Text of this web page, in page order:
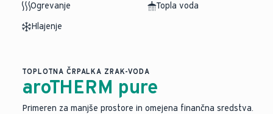
Ogrevanje
Topla voda
Hlajenje
TOPLOTNA ČRPALKA ZRAK-VODA
aroTHERM pure
Primeren za manjše prostore in omejena finančna sredstva.